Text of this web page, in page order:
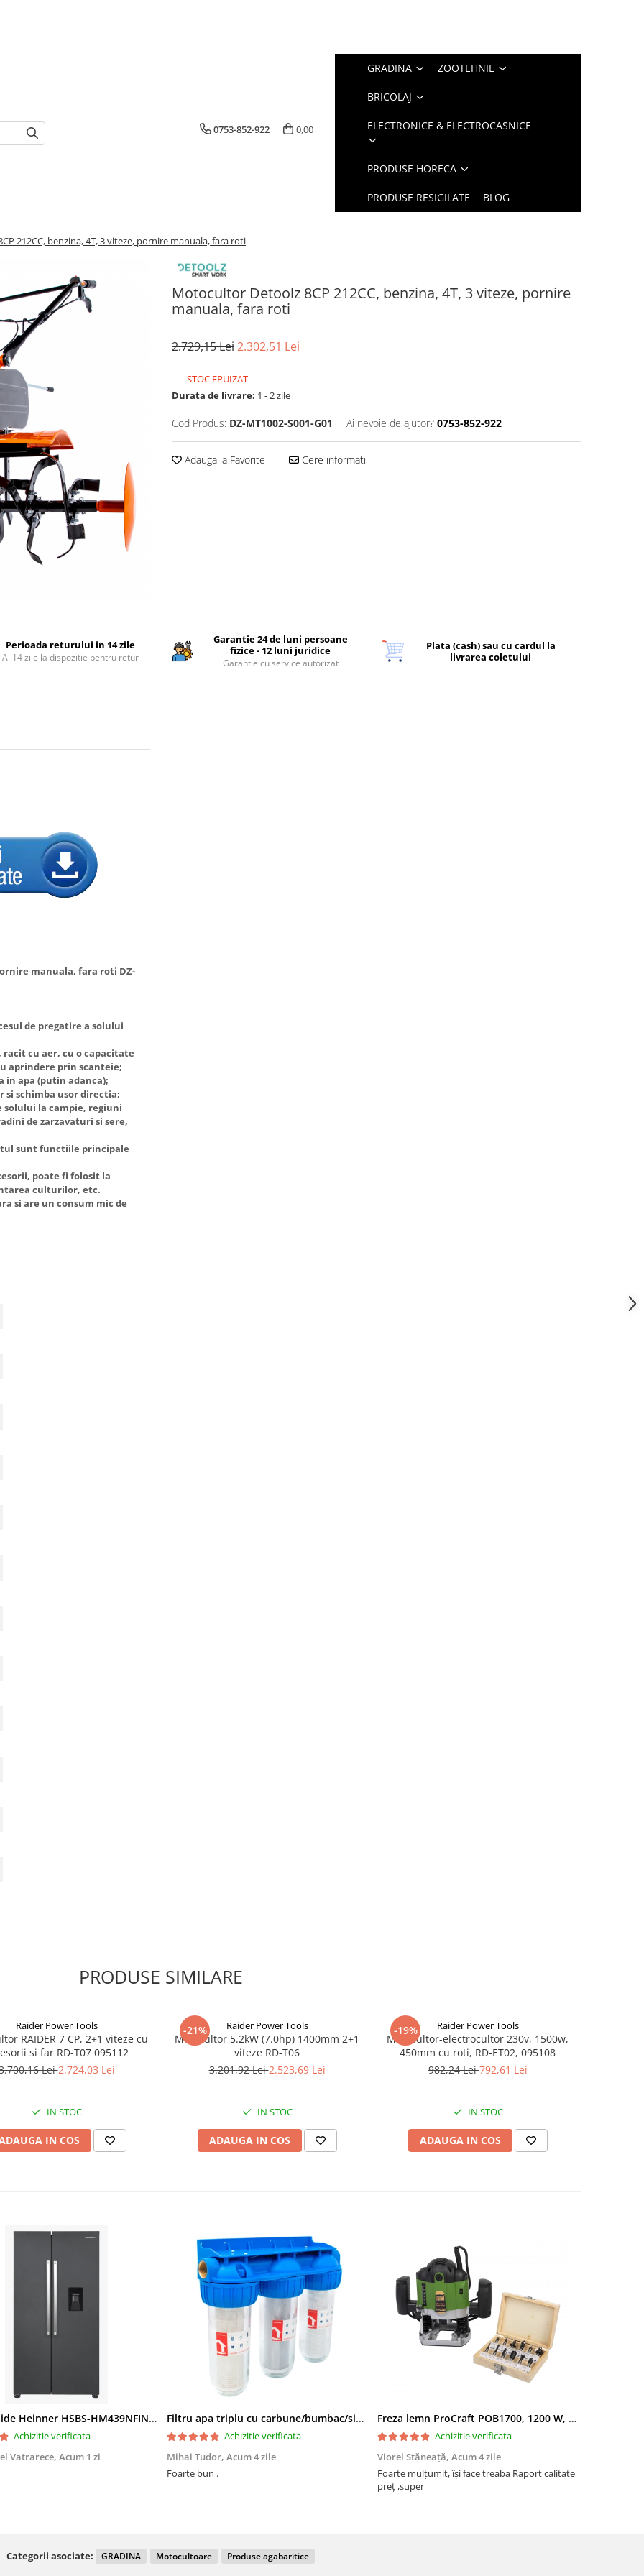
0753-852-922 0,00
GRADINA ZOOTEHNIE
BRICOLAJ
ELECTRONICE & ELECTROCASNICE
PRODUSE HORECA
PRODUSE RESIGILATE BLOG
212CC, benzina, 4T, 3 viteze, pornire manuala, fara roti
Motocultor Detoolz 8CP 212CC, benzina, 4T, 3 viteze, pornire
manuala, fara roti
2.729,15 Lei2.302,51 Lei
STOC EPUIZAT
Durata de livrare: 1 - 2 zile
Cod Produs: DZ-MT1002-S001-G01 Ai nevoie de ajutor? 0753-852-922
Adauga la Favorite Cere informatii
Perioada returului in 14 zile
Ai 14 zile la dispozitie pentru retur
Garantie 24 de luni persoane
fizice - 12 luni juridice
Garantie cu service autorizat
Plata (cash) sau cu cardul la
livrarea coletului
manuala, fara roti DZ-
de pregatire a solului
cu aer, cu o capacitate
aprindere prin scanteie;
in apa (putin adanca);
si schimba usor directia;
solului la campie, regiuni
de zarzavaturi si sere,
sunt functiile principale
poate fi folosit la
culturilor, etc.
si are un consum mic de
PRODUSE SIMILARE
Raider Power Tools
RAIDER 7 CP, 2+1 viteze cu
si far RD-T07 095112
Lei2.724,03 Lei
IN STOC
IN COS
-21% Raider Power Tools
Motocultor 5.2kW (7.0hp) 1400mm 2+1
viteze RD-T06
3.201,92 Lei2.523,69 Lei
IN STOC
ADAUGA IN COS
-19% Raider Power Tools
Motocultor-electrocultor 230v, 1500w,
450mm cu roti, RD-ET02, 095108
982,24 Lei792,61 Lei
IN STOC
ADAUGA IN COS
Side by Side Heinner HSBS-HM439NFINVDGWDE++, Total No Frost, Compresor Inverter, Dozator Apa, Display Touch LED, 439 L, Clasa E, Gri Antracit Texturat
Achizitie verificata
Vatrarece, Acum 1 zi
Filtru apa triplu cu carbune/bumbac/sita 3x3/4"*10
Achizitie verificata
Mihai Tudor, Acum 4 zile
Foarte bun .
Freza lemn ProCraft POB1700, 1200 W, 2600 Rpm cu 12 freze pentru lemn incluse in pachet
Achizitie verificata
Viorel Stăneață, Acum 4 zile
Foarte mulțumit, își face treaba Raport calitate
preț ,super
Categorii asociate: GRADINA Motocultoare Produse agabaritice